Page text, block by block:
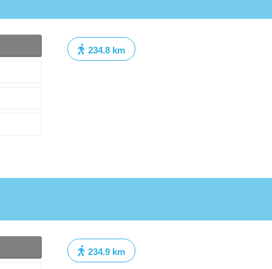
234.8 km
234.9 km